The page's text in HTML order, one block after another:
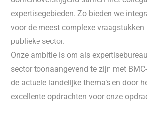
expertisegebieden. Zo bieden we
voor de meest complexe vraagstukken
publieke sector.
Onze ambitie is om als
sector toonaangevend te zijn met
de actuele landelijke thema’s en door
excellente opdrachten voor onze